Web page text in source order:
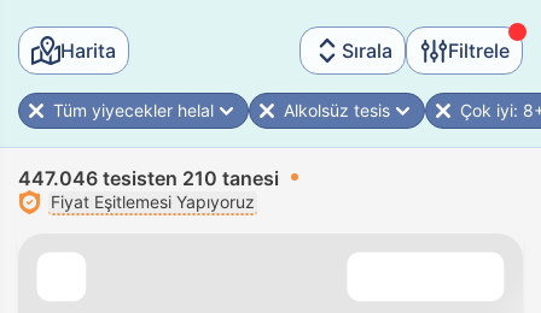
Harita Sırala Filtrele
Tüm yiyecekler helal Alkolsüz tesis Çok iyi:
447.046 tesisten 210 tanesi
Fiyat Eşitlemesi Yapıyoruz